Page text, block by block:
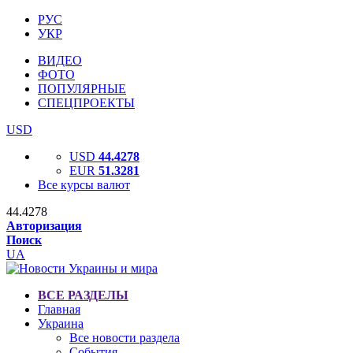
РУС
УКР
ВИДЕО
ФОТО
ПОПУЛЯРНЫЕ
СПЕЦПРОЕКТЫ
USD
USD 44.4278
EUR 51.3281
Все курсы валют
44.4278
Авторизация
Поиск
UA
ВСЕ РАЗДЕЛЫ
Главная
Украина
Все новости раздела